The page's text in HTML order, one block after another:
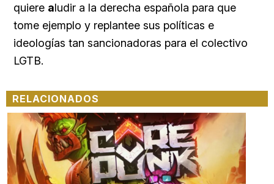
quiere aludir a la derecha española para que
tome ejemplo y replantee sus políticas e
ideologías tan sancionadoras para el colectivo
LGTB.
RELACIONADOS